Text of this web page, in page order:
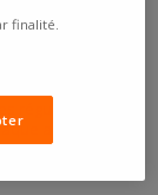
tout au long de
mondiaux
automobiliste
renoncer à la
finalité.